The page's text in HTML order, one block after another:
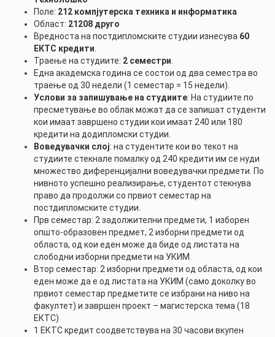
Поле: 212 компјутерска техника и информатика
Област: 21208 друго
Вредноста на постдипломските студии изнесува 60
ЕКТС кредити
Траење на студиите: 2 семестри
Една академска година се состои од два семестра во
траење од 30 недели (1 семестар = 15 недели).
Услови за запишување на студиите: На студиите по
пресметување во облак можат да се запишат студенти
кои имаат завршено студии кои имаат 240 или 180
кредити на додипломски студии.
Воведувачки слој: на студентите кои во текот на
студиите стекнале помалку од 240 кредити им се нуди
множество диференцијални воведувачки предмети. По
нивното успешно реализирање, студентот стекнува
право да продолжи со првиот семестар на
постдипломските студии.
Прв семестар: 2 задолжителни предмети, 1 изборен
општо-образовен предмет, 2 изборни предмети од
областа, од кои еден може да биде од листата на
слободни изборни предмети на УКИМ.
Втор семестар: 2 изборни предмети од областа, од кои
еден може да е од листата на УКИМ (само доколку во
првиот семестар предметите се избрани на ниво на
факултет) и завршен проект – магистерска тема (18
ЕКТС)
1 ЕКТС кредит соодветствува на 30 часови вкупен